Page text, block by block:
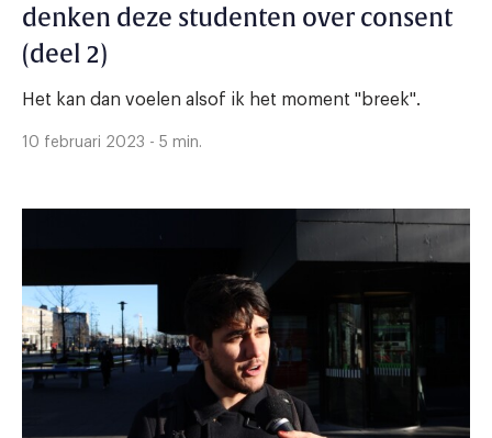
denken deze studenten over consent
(deel 2)
Het kan dan voelen alsof ik het moment "breek".
10 februari 2023 - 5 min.